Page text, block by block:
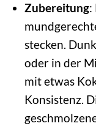
Zubereitung:
stecken.
oder in der
mit etwas
Konsistenz.